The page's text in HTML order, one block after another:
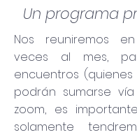
Un programa
Nos reuniremos
veces al mes,
encuentros
podrán sumarse
zoom, es
solamente